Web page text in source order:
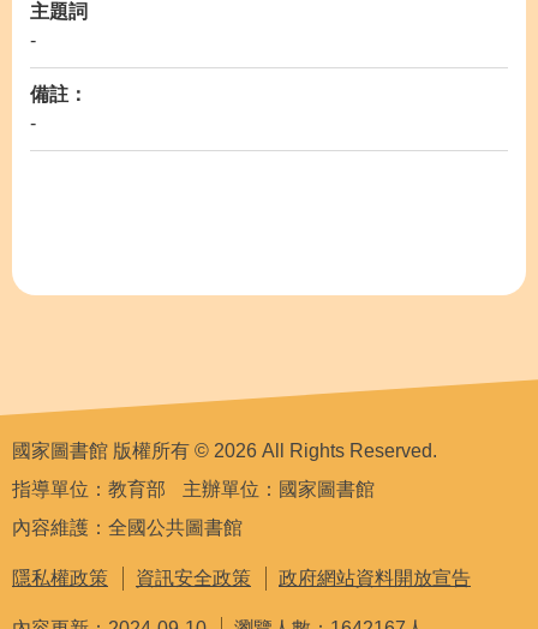
主題詞
-
備註：
-
國家圖書館 版權所有 © 2026 All Rights Reserved.
指導單位：教育部
主辦單位：國家圖書館
內容維護：全國公共圖書館
隱私權政策 資訊安全政策 政府網站資料開放宣告